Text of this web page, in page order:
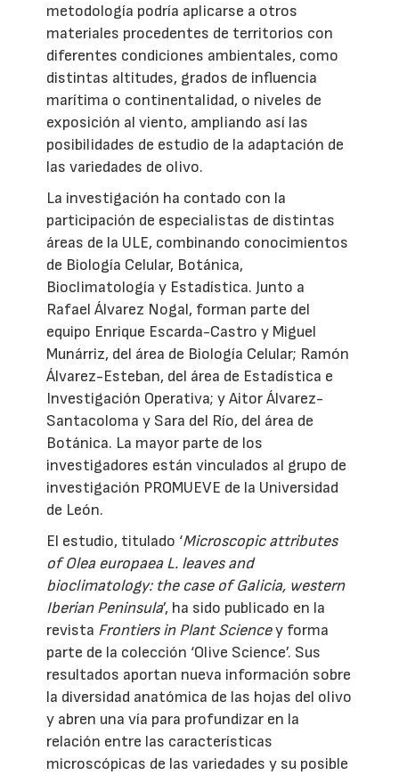
metodología podría aplicarse a otros
materiales procedentes de territorios con
diferentes condiciones ambientales, como
distintas altitudes, grados de influencia
marítima o continentalidad, o niveles de
exposición al viento, ampliando así las
posibilidades de estudio de la adaptación de
las variedades de olivo.
La investigación ha contado con la
participación de especialistas de distintas
áreas de la ULE, combinando conocimientos
de Biología Celular, Botánica,
Bioclimatología y Estadística. Junto a
Rafael Álvarez Nogal, forman parte del
equipo Enrique Escarda-Castro y Miguel
Munárriz, del área de Biología Celular; Ramón
Álvarez-Esteban, del área de Estadística e
Investigación Operativa; y Aitor Álvarez-
Santacoloma y Sara del Río, del área de
Botánica. La mayor parte de los
investigadores están vinculados al grupo de
investigación PROMUEVE de la Universidad
de León.
El estudio, titulado ‘Microscopic attributes
of Olea europaea L. leaves and
bioclimatology: the case of Galicia, western
Iberian Peninsula’, ha sido publicado en la
revista Frontiers in Plant Sciencey forma
parte de la colección ‘Olive Science’. Sus
resultados aportan nueva información sobre
la diversidad anatómica de las hojas del olivo
y abren una vía para profundizar en la
relación entre las características
microscópicas de las variedades y su posible